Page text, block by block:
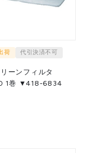
荷 代引決済不可
ーンフィルタ
1.6X20 DS-600 1巻 ▼418-6834